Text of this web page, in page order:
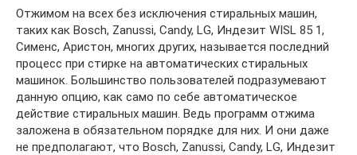
Отжимом на всех без исключения стиральных машин,
таких как Bosch, Zanussi, Candy, LG, Индезит WISL 85 1,
Сименс, Аристон, многих других, называется последний
процесс при стирке на автоматических стиральных
машинок. Большинство пользователей подразумевают
данную опцию, как само по себе автоматическое
действие стиральных машин. Ведь программ отжима
заложена в обязательном порядке для них. И они даже
не предполагают, что Bosch, Zanussi, Candy, LG, Индезит